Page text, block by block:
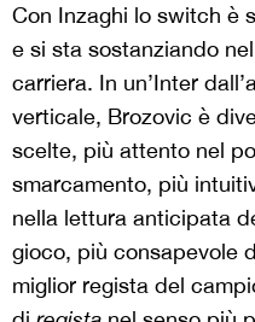
Con Inzaghi lo switch è
e si sta sostanziando
carriera. In un’Inter
verticale, Brozovic è
scelte, più attento nel
smarcamento, più
nella lettura anticipata
gioco, più consapevole
miglior regista del